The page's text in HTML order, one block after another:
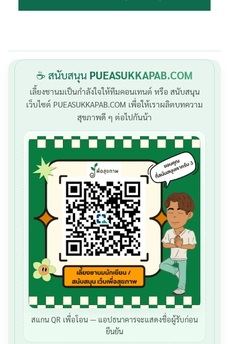
☕ สนับสนุน PUEASUKKAPAB.COM
เลี้ยงชานมเป็นกำลังใจให้ทีมคอนเทนต์ หรือ สนับสนุน
เว็บไซต์ PUEASUKKAPAB.COM เพื่อให้เราผลิตบทความ
สุขภาพดี ๆ ต่อไปกันน้า
สแกน QR เพื่อโอน — แอปธนาคารจะแสดงชื่อผู้รับก่อน
ยืนยัน